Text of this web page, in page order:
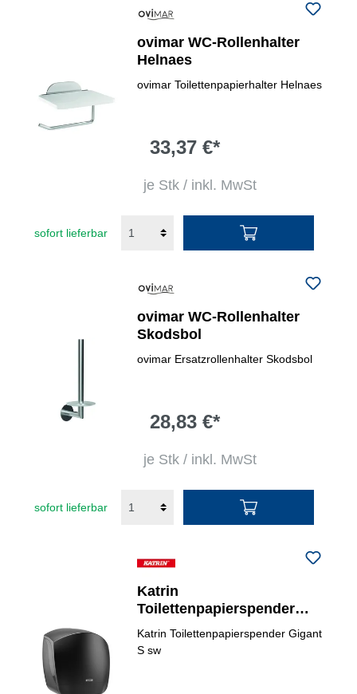
ovimar WC-Rollenhalter
Helnaes
ovimar Toilettenpapierhalter Helnaes
33,37 €*
je Stk / inkl. MwSt
sofort lieferbar
ovimar WC-Rollenhalter
Skodsbol
ovimar Ersatzrollenhalter Skodsbol
28,83 €*
je Stk / inkl. MwSt
sofort lieferbar
Katrin
Toilettenpapierspender
Gigant S
Katrin Toilettenpapierspender Gigant
S sw